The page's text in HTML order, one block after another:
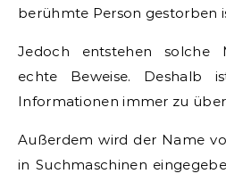
berühmte Person gestorben
Jedoch entstehen solche
echte Beweise. Deshalb
Informationen immer zu
Außerdem wird der Name
in Suchmaschinen